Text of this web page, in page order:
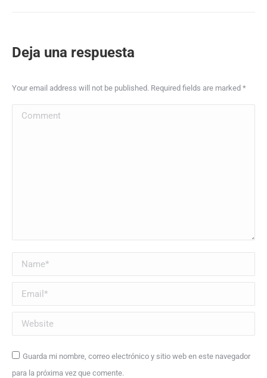
Deja una respuesta
Your email address will not be published. Required fields are marked *
Comment
Name *
Email *
Website
Guarda mi nombre, correo electrónico y sitio web en este navegador
para la próxima vez que comente.